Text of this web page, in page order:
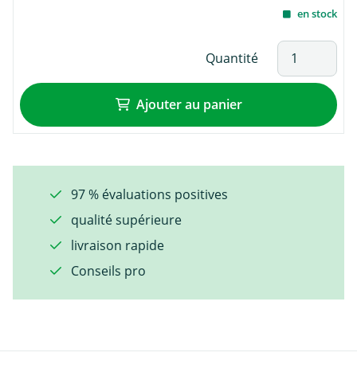
en stock
Quantité
Ajouter au panier
97 % évaluations positives
qualité supérieure
livraison rapide
Conseils pro